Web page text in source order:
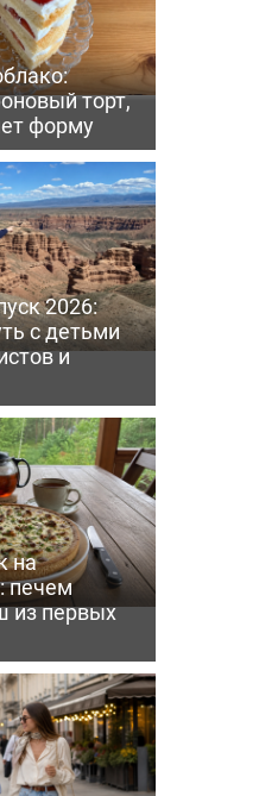
торт,
форму
2026:
с детьми
и
на
печем
из первых